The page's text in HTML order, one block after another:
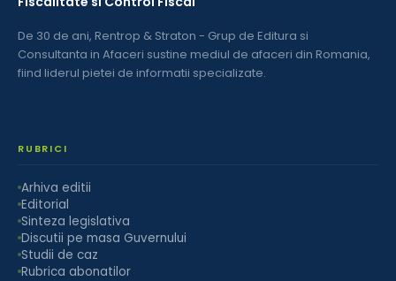
De 30 de ani, Rentrop & Straton - Grup de Editura si
Consultanta in Afaceri sustine mediul de afaceri din Romania,
fiind liderul pietei de informatii specializate.
RUBRICI
Arhiva editii
Editorial
Sinteza legislativa
Discutii pe masa Guvernului
Studii de caz
Rubrica abonatilor